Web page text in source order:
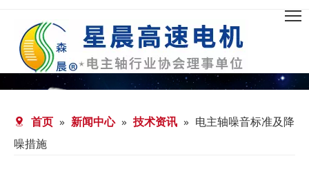
首页 » 新闻中心 » 技术资讯 » 电主轴噪音标准及降
噪措施